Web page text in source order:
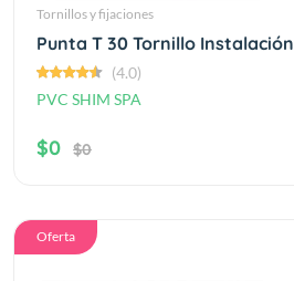
Tornillos y fijaciones
Punta T 30 Tornillo Instalación
(4.0)
PVC SHIM SPA
$0 $0
Oferta